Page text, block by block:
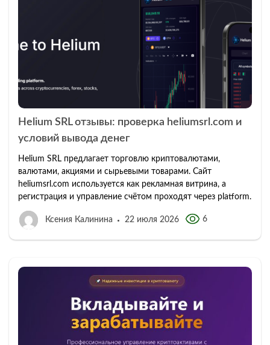
Helium SRL отзывы: проверка heliumsrl.com и
условий вывода денег
Helium SRL предлагает торговлю криптовалютами,
валютами, акциями и сырьевыми товарами. Сайт
heliumsrl.com используется как рекламная витрина, а
регистрация и управление счётом проходят через platform.
Ксения Калинина 22 июля 2026 6